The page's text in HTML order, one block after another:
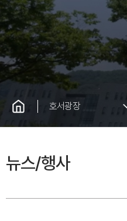
호서광장
뉴스/행사